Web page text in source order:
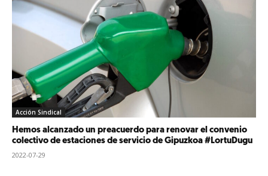
Acción Sindical
Hemos alcanzado un preacuerdo para renovar el convenio
colectivo de estaciones de servicio de Gipuzkoa #LortuDugu
2022-07-29